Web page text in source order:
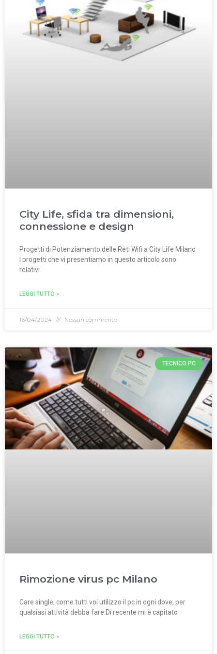
City Life, sfida tra dimensioni,
connessione e design
Progetti di Potenziamento delle Reti Wifi a City Life Milano
I progetti che vi presentiamo in questo articolo sono
relativi
LEGGI TUTTO »
16/04/2024 Nessun commento
TECNICO PC
Rimozione virus pc Milano
Care single, come tutti voi utilizzo il pc in ogni dove, per
qualsiasi attività debba fare.Di recente mi è capitato
LEGGI TUTTO »